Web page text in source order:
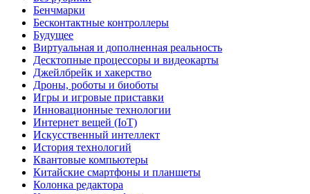
Бенчмарки
Бесконтактные контроллеры
Будущее
Виртуальная и дополненная реальность
Десктопные процессоры и видеокарты
Джейлбрейк и хакерство
Дроны, роботы и биоботы
Игры и игровые приставки
Инновационные технологии
Интернет вещей (IoT)
Искусственный интеллект
История технологий
Квантовые компьютеры
Китайские смартфоны и планшеты
Колонка редактора